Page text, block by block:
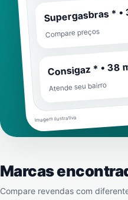
Supergasbras * •
Compare preços
Consigaz * • 38
Atende seu bairro
Imagem ilustrativa
Marcas
Compare revendas com